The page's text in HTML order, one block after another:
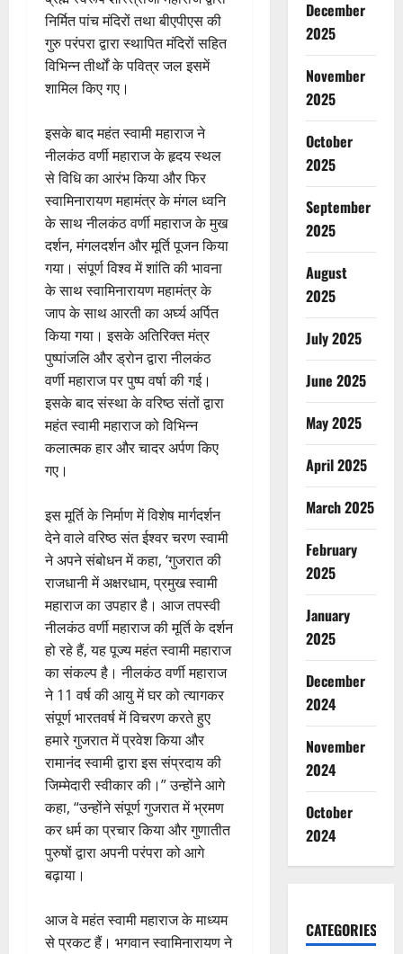
निर्मित पांच मंदिरों तथा बीएपीएस की
गुरु परंपरा द्वारा स्थापित मंदिरों सहित
विभिन्न तीर्थों के पवित्र जल इसमें
शामिल किए गए।
इसके बाद महंत स्वामी महाराज ने
नीलकंठ वर्णी महाराज के हृदय स्थल
से विधि का आरंभ किया और फिर
स्वामिनारायण महामंत्र के मंगल ध्वनि
के साथ नीलकंठ वर्णी महाराज के मुख
दर्शन, मंगलदर्शन और मूर्ति पूजन किया
गया। संपूर्ण विश्व में शांति की भावना
के साथ स्वामिनारायण महामंत्र के
जाप के साथ आरती का अर्घ्य अर्पित
किया गया। इसके अतिरिक्त मंत्र
पुष्पांजलि और ड्रोन द्वारा नीलकंठ
वर्णी महाराज पर पुष्प वर्षा की गई।
इसके बाद संस्था के वरिष्ठ संतों द्वारा
महंत स्वामी महाराज को विभिन्न
कलात्मक हार और चादर अर्पण किए
गए।
इस मूर्ति के निर्माण में विशेष मार्गदर्शन
देने वाले वरिष्ठ संत ईश्वर चरण स्वामी
ने अपने संबोधन में कहा, ‘गुजरात की
राजधानी में अक्षरधाम, प्रमुख स्वामी
महाराज का उपहार है। आज तपस्वी
नीलकंठ वर्णी महाराज की मूर्ति के दर्शन
हो रहे हैं, यह पूज्य महंत स्वामी महाराज
का संकल्प है। नीलकंठ वर्णी महाराज
ने 11 वर्ष की आयु में घर को त्यागकर
संपूर्ण भारतवर्ष में विचरण करते हुए
हमारे गुजरात में प्रवेश किया और
रामानंद स्वामी द्वारा इस संप्रदाय की
जिम्मेदारी स्वीकार की।” उन्होंने आगे
कहा, “उन्होंने संपूर्ण गुजरात में भ्रमण
कर धर्म का प्रचार किया और गुणातीत
पुरुषों द्वारा अपनी परंपरा को आगे
बढ़ाया।
आज वे महंत स्वामी महाराज के माध्यम
से प्रकट हैं। भगवान स्वामिनारायण ने
December
2025
November
2025
October
2025
September
2025
August
2025
July 2025
June 2025
May 2025
April 2025
March 2025
February
2025
January
2025
December
2024
November
2024
October
2024
CATEGORIES